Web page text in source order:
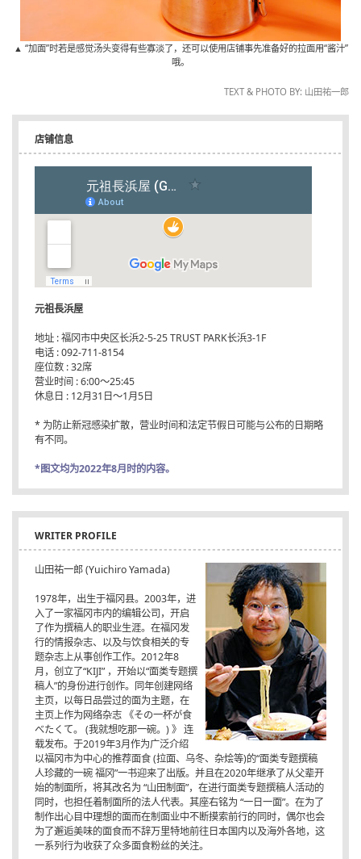
▲ “加面”时若是感觉汤头变得有些寡淡了，还可以使用店铺事先准备好的拉面用“酱汁”
哦。
TEXT & PHOTO BY: 山田祐一郎
店铺信息
元祖長浜屋
地址 : 福冈市中央区长浜2-5-25 TRUST PARK长浜3-1F
电话 : 092-711-8154
座位数 : 32席
营业时间 : 6:00〜25:45
休息日 : 12月31日〜1月5日
* 为防止新冠感染扩散，营业时间和法定节假日可能与公布的日期略
有不同。
*图文均为2022年8月时的内容。
WRITER PROFILE
山田祐一郎 (Yuichiro Yamada)
1978年，出生于福冈县。2003年，进
入了一家福冈市内的编辑公司，开启
了作为撰稿人的职业生涯。在福冈发
行的情报杂志、以及与饮食相关的专
题杂志上从事创作工作。2012年8
月，创立了“KIJI” ，开始以“面类专题撰
稿人”的身份进行创作。同年创建网络
主页，以每日品尝过的面为主题，在
主页上作为网络杂志 《その一杯が食
べたくて。 (我就想吃那一碗。) 》 连
载发布。于2019年3月作为广泛介绍
以福冈市为中心的推荐面食 (拉面、乌冬、杂烩等)的“面类专题撰稿
人珍藏的一碗 福冈”一书迎来了出版。并且在2020年继承了从父辈开
始的制面所，将其改名为 “山田制面”，在进行面类专题撰稿人活动的
同时，也担任着制面所的法人代表。其座右铭为 “一日一面”。在为了
制作出心目中理想的面而在制面业中不断摸索前行的同时，偶尔也会
为了邂逅美味的面食而不辞万里特地前往日本国内以及海外各地，这
一系列行为收获了众多面食粉丝的关注。